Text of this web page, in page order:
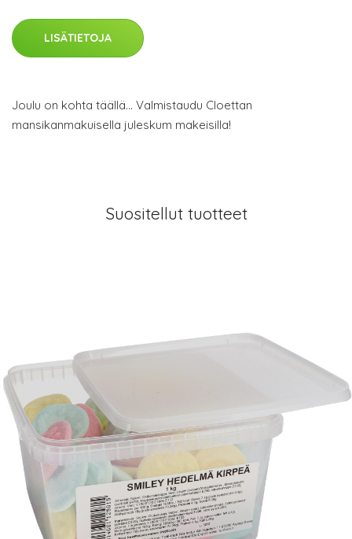
LISÄTIETOJA
Joulu on kohta täällä… Valmistaudu Cloettan
mansikanmakuisella juleskum makeisilla!
Suositellut tuotteet